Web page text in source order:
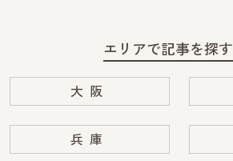
エリアで記事を探す
大阪
兵庫